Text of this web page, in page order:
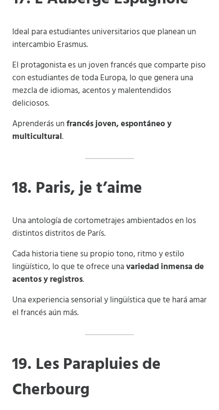
Ideal para estudiantes universitarios que planean un
intercambio Erasmus.
El protagonista es un joven francés que comparte piso
con estudiantes de toda Europa, lo que genera una
mezcla de idiomas, acentos y malentendidos
deliciosos.
Aprenderás unfrancés joven, espontáneo y
multicultural.
18. Paris, je t’aime
Una antología de cortometrajes ambientados en los
distintos distritos de París.
Cada historia tiene su propio tono, ritmo y estilo
lingüístico, lo que te ofrece unavariedad inmensa de
acentos y registros.
Una experiencia sensorial y lingüística que te hará amar
el francés aún más.
19. Les Parapluies de
Cherbourg